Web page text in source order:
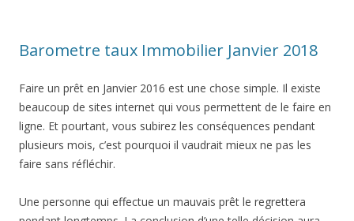
Barometre taux Immobilier Janvier 2018
Faire un prêt en Janvier 2016 est une chose simple. Il existe
beaucoup de sites internet qui vous permettent de le faire en
ligne. Et pourtant, vous subirez les conséquences pendant
plusieurs mois, c’est pourquoi il vaudrait mieux ne pas les
faire sans réfléchir.
Une personne qui effectue un mauvais prêt le regrettera